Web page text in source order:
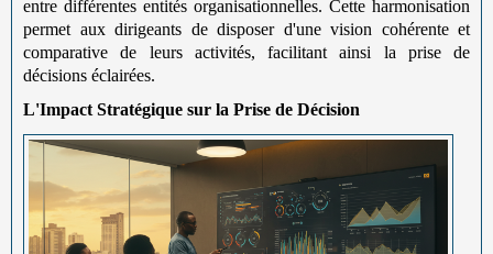
entre différentes entités organisationnelles. Cette harmonisation
permet aux dirigeants de disposer d'une vision cohérente et
comparative de leurs activités, facilitant ainsi la prise de
décisions éclairées.
L'Impact Stratégique sur la Prise de Décision